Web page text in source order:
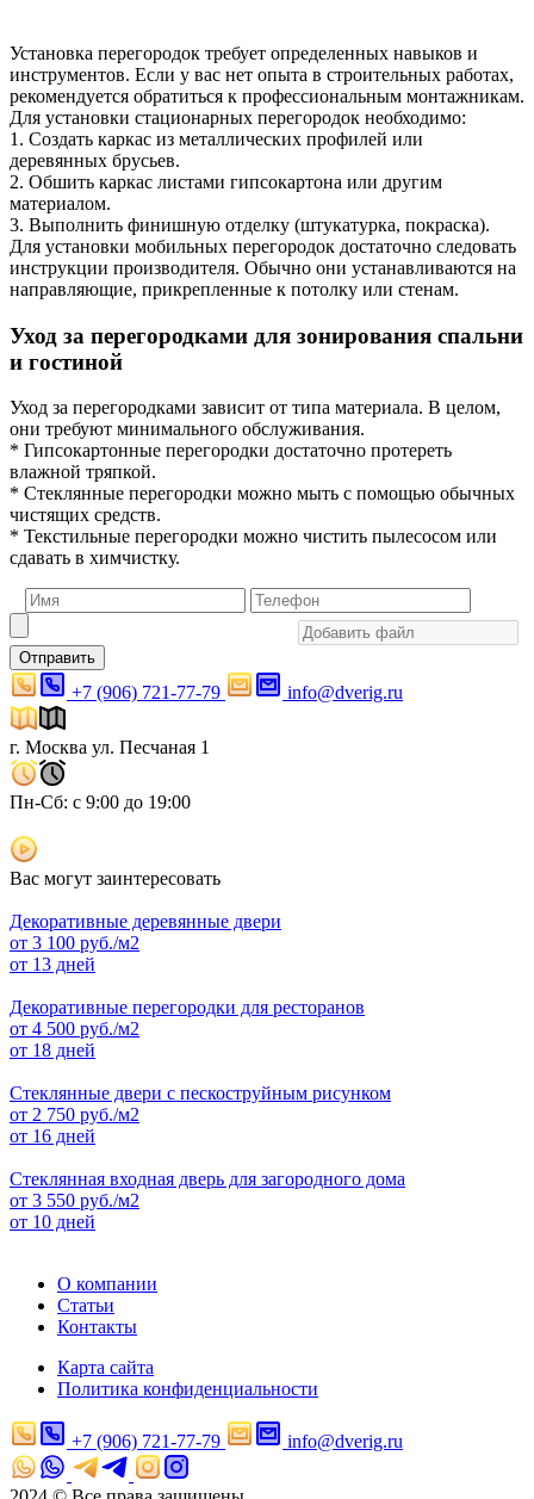
Установка перегородок требует определенных навыков и
инструментов. Если у вас нет опыта в строительных работах,
рекомендуется обратиться к профессиональным монтажникам.
Для установки стационарных перегородок необходимо:
1. Создать каркас из металлических профилей или
деревянных брусьев.
2. Обшить каркас листами гипсокартона или другим
материалом.
3. Выполнить финишную отделку (штукатурка, покраска).
Для установки мобильных перегородок достаточно следовать
инструкции производителя. Обычно они устанавливаются на
направляющие, прикрепленные к потолку или стенам.
Уход за перегородками для зонирования спальни
и гостиной
Уход за перегородками зависит от типа материала. В целом,
они требуют минимального обслуживания.
* Гипсокартонные перегородки достаточно протереть
влажной тряпкой.
* Стеклянные перегородки можно мыть с помощью обычных
чистящих средств.
* Текстильные перегородки можно чистить пылесосом или
сдавать в химчистку.
Отправить
+7 (906) 721-77-79 info@dverig.ru
г. Москва ул. Песчаная 1
Пн-Сб: с 9:00 до 19:00
Вас могут заинтересовать
Декоративные деревянные двери
от 3 100 руб./м2
от 13 дней
Декоративные перегородки для ресторанов
от 4 500 руб./м2
от 18 дней
Стеклянные двери с пескоструйным рисунком
от 2 750 руб./м2
от 16 дней
Стеклянная входная дверь для загородного дома
от 3 550 руб./м2
от 10 дней
О компании
Статьи
Контакты
Карта сайта
Политика конфиденциальности
+7 (906) 721-77-79 info@dverig.ru